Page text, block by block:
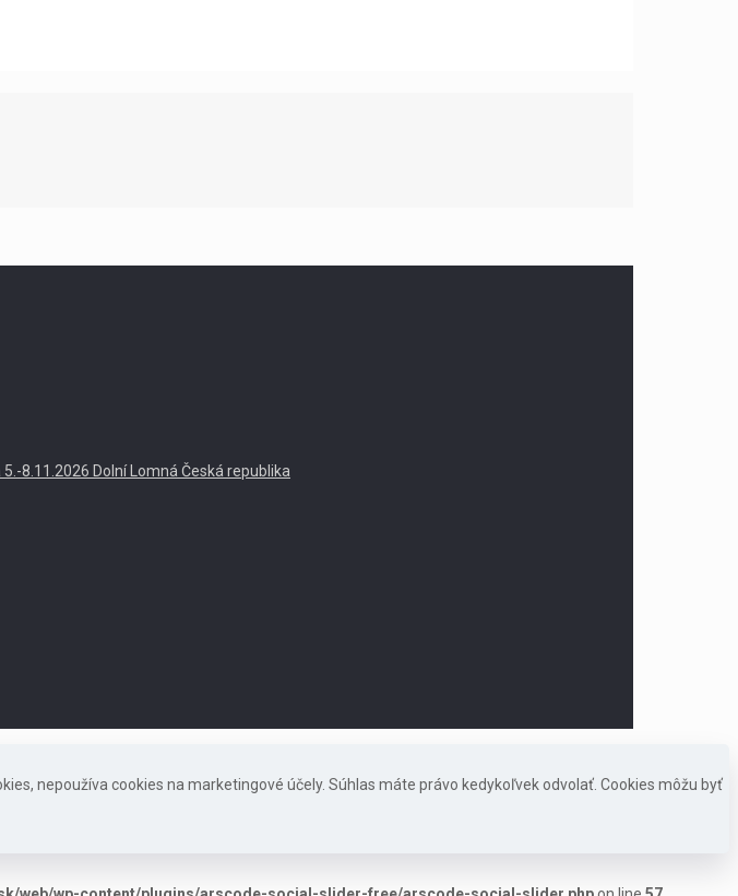
8.11.2026 Dolní Lomná Česká republika
nepoužíva cookies na marketingové účely. Súhlas máte právo kedykoľvek odvolať. Cookies môžu byť